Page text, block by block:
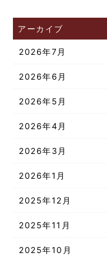
アーカイブ
2026年7月
2026年6月
2026年5月
2026年4月
2026年3月
2026年1月
2025年12月
2025年11月
2025年10月